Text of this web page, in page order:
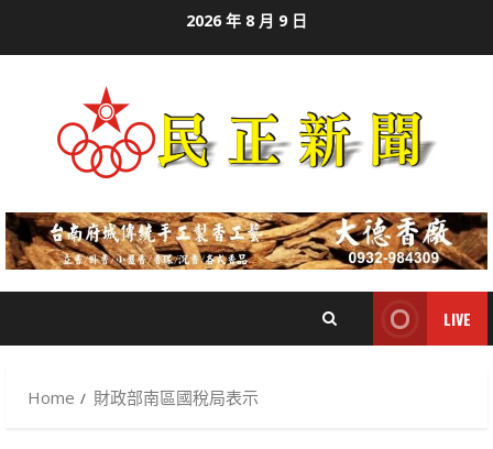
2026 年 8 月 9 日
LIVE
Home 財政部南區國稅局表示